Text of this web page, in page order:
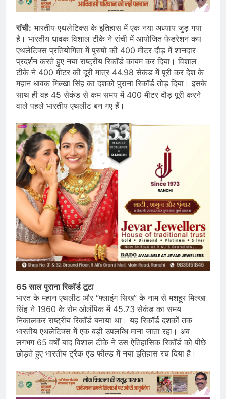
रांची: भारतीय एथलेटिक्स के इतिहास में एक नया अध्याय जुड़ गया
है। भारतीय धावक विशाल टीके ने रांची में आयोजित फेडरेशन कप
एथलेटिक्स प्रतियोगिता में पुरुषों की 400 मीटर दौड़ में शानदार
प्रदर्शन करते हुए नया राष्ट्रीय रिकॉर्ड कायम कर दिया। विशाल
टीके ने 400 मीटर की दूरी मात्र 44.98 सेकंड में पूरी कर देश के
महान धावक मिल्खा सिंह का दशकों पुराना रिकॉर्ड तोड़ दिया। इसके
साथ ही वह 45 सेकंड से कम समय में 400 मीटर दौड़ पूरी करने
वाले पहले भारतीय एथलीट बन गए हैं।
65 साल पुराना रिकॉर्ड टूटा
भारत के महान एथलीट और “फ्लाइंग सिख” के नाम से मशहूर मिल्खा
सिंह ने 1960 के रोम ओलंपिक में 45.73 सेकंड का समय
निकालकर राष्ट्रीय रिकॉर्ड बनाया था। यह रिकॉर्ड दशकों तक
भारतीय एथलेटिक्स में एक बड़ी उपलब्धि माना जाता रहा। अब
लगभग 65 वर्षों बाद विशाल टीके ने उस ऐतिहासिक रिकॉर्ड को पीछे
छोड़ते हुए भारतीय ट्रैक एंड फील्ड में नया इतिहास रच दिया है।